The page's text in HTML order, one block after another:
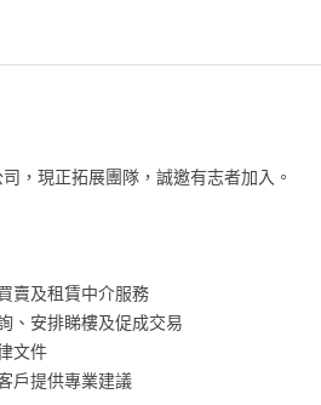
，現正拓展團隊，誠邀有志者加入。
賣及租賃中介服務
、安排睇樓及促成交易
文件
戶提供專業建議